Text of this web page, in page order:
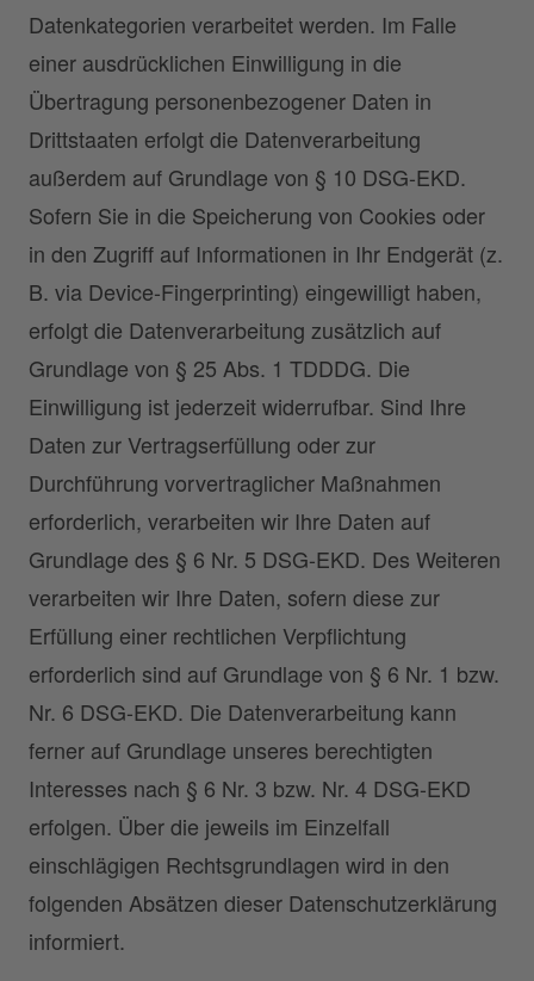
Datenkategorien verarbeitet werden. Im Falle
einer ausdrücklichen Einwilligung in die
Übertragung personenbezogener Daten in
Drittstaaten erfolgt die Datenverarbeitung
außerdem auf Grundlage von § 10 DSG-EKD.
Sofern Sie in die Speicherung von Cookies oder
in den Zugriff auf Informationen in Ihr Endgerät (z.
B. via Device-Fingerprinting) eingewilligt haben,
erfolgt die Datenverarbeitung zusätzlich auf
Grundlage von § 25 Abs. 1 TDDDG. Die
Einwilligung ist jederzeit widerrufbar. Sind Ihre
Daten zur Vertragserfüllung oder zur
Durchführung vorvertraglicher Maßnahmen
erforderlich, verarbeiten wir Ihre Daten auf
Grundlage des § 6 Nr. 5 DSG-EKD. Des Weiteren
verarbeiten wir Ihre Daten, sofern diese zur
Erfüllung einer rechtlichen Verpflichtung
erforderlich sind auf Grundlage von § 6 Nr. 1 bzw.
Nr. 6 DSG-EKD. Die Datenverarbeitung kann
ferner auf Grundlage unseres berechtigten
Interesses nach § 6 Nr. 3 bzw. Nr. 4 DSG-EKD
erfolgen. Über die jeweils im Einzelfall
einschlägigen Rechtsgrundlagen wird in den
folgenden Absätzen dieser Datenschutzerklärung
informiert.